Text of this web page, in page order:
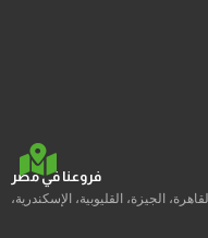
فروعنا في مصر
الجيزة، القليوبية، الإسكندرية،